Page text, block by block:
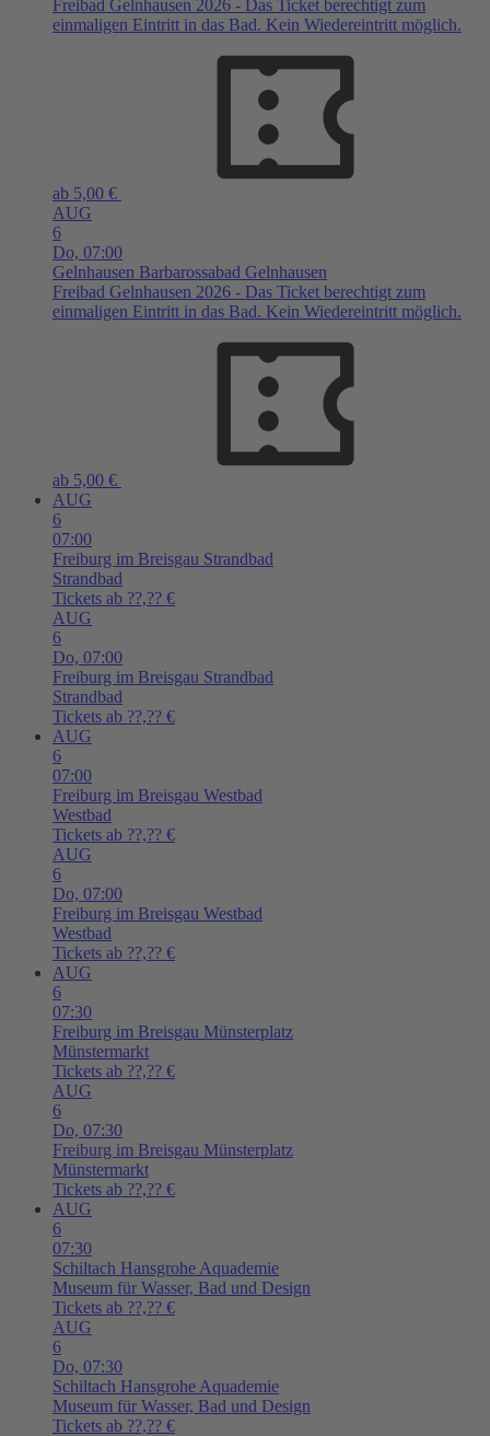
Freibad Gelnhausen 2026 - Das Ticket berechtigt zum
einmaligen Eintritt in das Bad. Kein Wiedereintritt möglich.
ab 5,00 €
AUG
6
Do, 07:00
Gelnhausen Barbarossabad Gelnhausen
Freibad Gelnhausen 2026 - Das Ticket berechtigt zum
einmaligen Eintritt in das Bad. Kein Wiedereintritt möglich.
ab 5,00 €
AUG
6
07:00
Freiburg im Breisgau Strandbad
Strandbad
Tickets ab ??,?? €
AUG
6
Do, 07:00
Freiburg im Breisgau Strandbad
Strandbad
Tickets ab ??,?? €
AUG
6
07:00
Freiburg im Breisgau Westbad
Westbad
Tickets ab ??,?? €
AUG
6
Do, 07:00
Freiburg im Breisgau Westbad
Westbad
Tickets ab ??,?? €
AUG
6
07:30
Freiburg im Breisgau Münsterplatz
Münstermarkt
Tickets ab ??,?? €
AUG
6
Do, 07:30
Freiburg im Breisgau Münsterplatz
Münstermarkt
Tickets ab ??,?? €
AUG
6
07:30
Schiltach Hansgrohe Aquademie
Museum für Wasser, Bad und Design
Tickets ab ??,?? €
AUG
6
Do, 07:30
Schiltach Hansgrohe Aquademie
Museum für Wasser, Bad und Design
Tickets ab ??,?? €